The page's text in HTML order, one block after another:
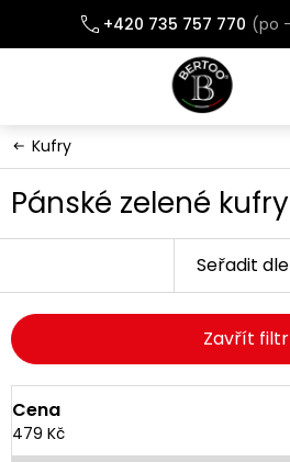
obsah
+420 735 757 770
Kufry
Pánské zelené kufry
Seřadit dle
Zavřít filtr
Cena
479 Kč